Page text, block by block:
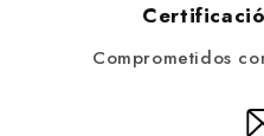
Comprometidos